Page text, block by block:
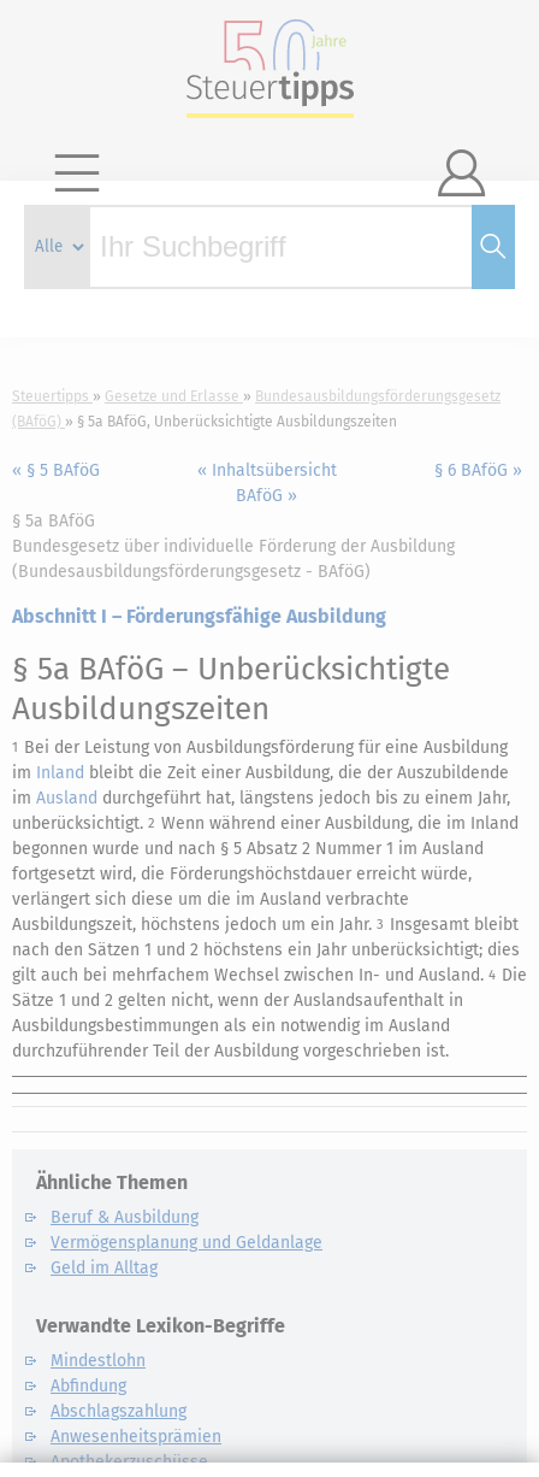

Steuertipps Gesetze und Erlasse
Bundesausbildungsförderungsgesetz
(BAföG)
§ 5a BAföG, Unberücksichtigte Ausbildungszeiten
« § 5 BAföG
« Inhaltsübersicht
BAföG »
§ 6 BAföG »
§ 5a BAföG
Bundesgesetz über individuelle Förderung der Ausbildung
(Bundesausbildungsförderungsgesetz - BAföG)
Abschnitt I – Förderungsfähige Ausbildung
§ 5a BAföG – Unberücksichtigte
Ausbildungszeiten
1 Bei der Leistung von Ausbildungsförderung für eine Ausbildung
im Inland bleibt die Zeit einer Ausbildung, die der Auszubildende
im Ausland durchgeführt hat, längstens jedoch bis zu einem Jahr,
unberücksichtigt. 2 Wenn während einer Ausbildung, die im Inland
begonnen wurde und nach § 5 Absatz 2 Nummer 1 im Ausland
fortgesetzt wird, die Förderungshöchstdauer erreicht würde,
verlängert sich diese um die im Ausland verbrachte
Ausbildungszeit, höchstens jedoch um ein Jahr. 3 Insgesamt bleibt
nach den Sätzen 1 und 2 höchstens ein Jahr unberücksichtigt; dies
gilt auch bei mehrfachem Wechsel zwischen In- und Ausland. 4 Die
Sätze 1 und 2 gelten nicht, wenn der Auslandsaufenthalt in
Ausbildungsbestimmungen als ein notwendig im Ausland
durchzuführender Teil der Ausbildung vorgeschrieben ist.
Ähnliche Themen
Beruf & Ausbildung
Vermögensplanung und Geldanlage
Geld im Alltag
Verwandte Lexikon-Begriffe
Mindestlohn
Abfindung
Abschlagszahlung
Anwesenheitsprämien
Apothekerzuschüsse